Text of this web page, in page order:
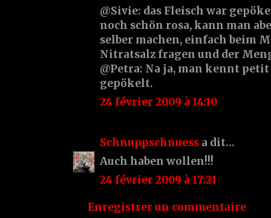
@Sivie: das Fleisch war
noch schön rosa, kann man
selber machen, einfach beim
Nitratsalz fragen und der
@Petra: Na ja, man kennt
gepökelt.
24 février 2009 à 14:10
Schnuppschnuess a dit…
Auch haben wollen!!!
24 février 2009 à 17:21
Enregistrer un commentaire